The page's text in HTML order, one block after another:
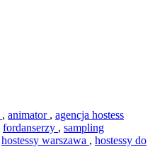
, animator , agencja hostess
fordanserzy , sampling
hostessy warszawa , hostessy do